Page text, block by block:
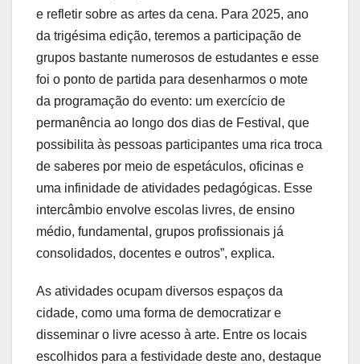
e refletir sobre as artes da cena. Para 2025, ano
da trigésima edição, teremos a participação de
grupos bastante numerosos de estudantes e esse
foi o ponto de partida para desenharmos o mote
da programação do evento: um exercício de
permanência ao longo dos dias de Festival, que
possibilita às pessoas participantes uma rica troca
de saberes por meio de espetáculos, oficinas e
uma infinidade de atividades pedagógicas. Esse
intercâmbio envolve escolas livres, de ensino
médio, fundamental, grupos profissionais já
consolidados, docentes e outros”, explica.
As atividades ocupam diversos espaços da
cidade, como uma forma de democratizar e
disseminar o livre acesso à arte. Entre os locais
escolhidos para a festividade deste ano, destaque